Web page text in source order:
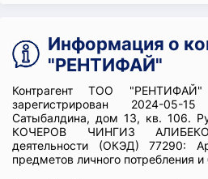
Информация о
"РЕНТИФАЙ"
Контрагент ТОО
зарегистрирован 2024-
Сатыбалдина, дом 13, кв. 106.
КОЧЕРОВ ЧИНГИЗ
деятельности (ОКЭД) 77290:
предметов личного потребления